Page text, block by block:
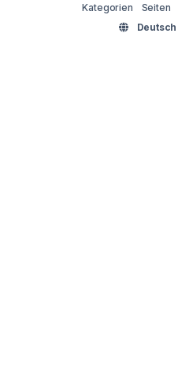
Kategorien
Seiten
Deutsch